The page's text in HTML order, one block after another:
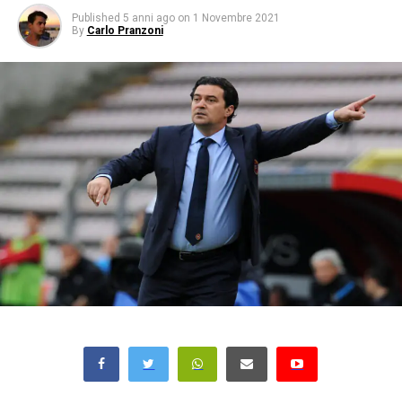
Published 5 anni ago on 1 Novembre 2021
By Carlo Pranzoni